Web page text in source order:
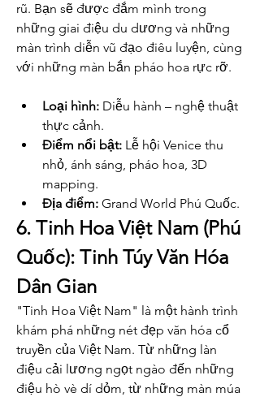
rũ. Bạn sẽ được đắm mình trong
những giai điệu du dương và những
màn trình diễn vũ đạo điêu luyện, cùng
với những màn bắn pháo hoa rực rỡ.
Loại hình: Diễu hành – nghệ thuật
thực cảnh.
Điểm nổi bật: Lễ hội Venice thu
nhỏ, ánh sáng, pháo hoa, 3D
mapping.
Địa điểm: Grand World Phú Quốc.
6. Tinh Hoa Việt Nam (Phú
Quốc): Tinh Túy Văn Hóa
Dân Gian
"Tinh Hoa Việt Nam" là một hành trình
khám phá những nét đẹp văn hóa cổ
truyền của Việt Nam. Từ những làn
điệu cải lương ngọt ngào đến những
điệu hò vè dí dỏm, từ những màn múa